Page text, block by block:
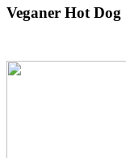
Veganer Hot Dog